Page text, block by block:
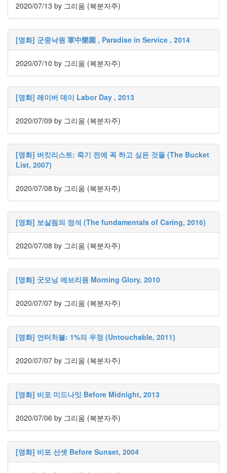
2020/07/13 by 그리움 (복분자주)
[영화] 군중낙원 軍中樂園 , Paradise in Service , 2014
2020/07/10 by 그리움 (복분자주)
[영화] 레이버 데이 Labor Day , 2013
2020/07/09 by 그리움 (복분자주)
[영화] 버킷리스트: 죽기 전에 꼭 하고 싶은 것들 (The Bucket
List, 2007)
2020/07/08 by 그리움 (복분자주)
[영화] 보살핌의 정석 (The fundamentals of Caring, 2016)
2020/07/08 by 그리움 (복분자주)
[영화] 굿모닝 에브리원 Morning Glory, 2010
2020/07/07 by 그리움 (복분자주)
[영화] 언터처블: 1%의 우정 (Untouchable, 2011)
2020/07/07 by 그리움 (복분자주)
[영화] 비포 미드나잇 Before Midnight, 2013
2020/07/06 by 그리움 (복분자주)
[영화] 비포 선셋 Before Sunset, 2004
련
이
야
기
63
IT
이
야
70
일
상
에
서
의
감
동
37
읽
을
거
리,
리
167
고
의
전
환...
44
웃
고
싶
다
면...
42
독
3
Bloger-